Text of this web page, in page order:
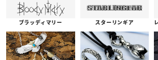
ブラッディマリー スターリンギア